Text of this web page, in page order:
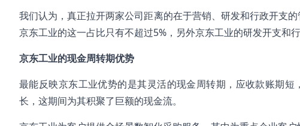
我们认为，真正拉开两家公司距离的在于营销、研发和行政开支
京东工业的这一占比只有不超过5%，另外京东工业的研发开支和
京东工业的现金周转期优势
最能反映京东工业优势的是其灵活的现金周转期，应收款账期
长，这期间为其积聚了巨额的现金流。